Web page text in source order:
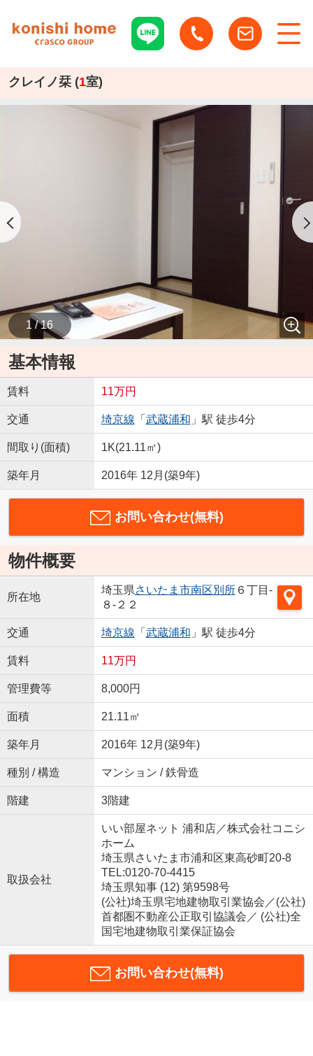
クレイノ栞 (1室)
1 / 16
基本情報
賃料 11万円
交通 埼京線 「 武蔵浦和 」駅 徒歩4分
間取り(面積) 1K(21.11㎡)
築年月 2016年 12月(築9年)
お問い合わせ(無料)
物件概要
所在地
埼玉県さいたま市南区 別所６丁目-
８-２２
交通 埼京線 「 武蔵浦和 」駅 徒歩4分
賃料 11万円
管理費等 8,000円
面積 21.11㎡
築年月 2016年 12月(築9年)
種別 / 構造 マンション / 鉄骨造
階建 3階建
取扱会社
いい部屋ネット 浦和店／株式会社コニシ
ホーム
埼玉県さいたま市浦和区東高砂町20-8
TEL:0120-70-4415
埼玉県知事 (12) 第9598号
(公社)埼玉県宅地建物取引業協会／(公社)
首都圏不動産公正取引協議会／ (公社)全
国宅地建物取引業保証協会
お問い合わせ(無料)